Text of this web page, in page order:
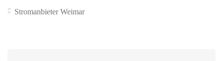
Stromanbieter Weimar